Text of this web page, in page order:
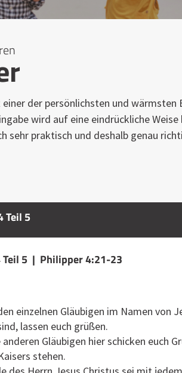
der persönlichsten und wärmsten
wird auf eine eindrückliche Weise
sehr praktisch und deshalb genau
Teil 5
Teil 5 | Philipper 4:21-23
einzelnen Gläubigen im Namen von
lassen euch grüßen.
anderen Gläubigen hier schicken euch
stehen.